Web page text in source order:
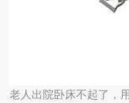
老人出院卧床不起了，